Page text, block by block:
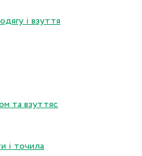
і взуття
та взуттяс
і точила